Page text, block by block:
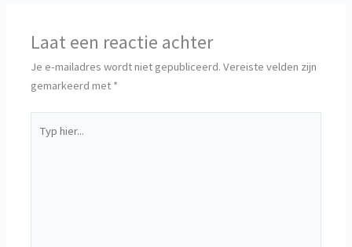
Laat een reactie achter
Je e-mailadres wordt niet gepubliceerd. Vereiste velden zijn
gemarkeerd met *
hier...